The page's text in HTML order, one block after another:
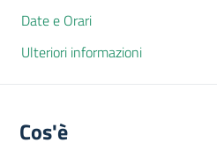
Date e Orari
Ulteriori informazioni
Cos'è